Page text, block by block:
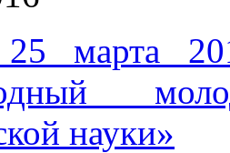
марта
науки»